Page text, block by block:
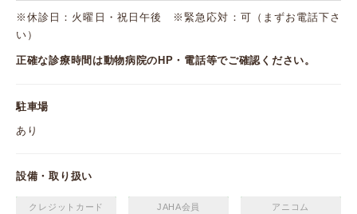
※休診日：火曜日・祝日午後 ※緊急応対：可（まずお電話下さ
い）
正確な診療時間は動物病院のHP・電話等でご確認ください。
駐車場
あり
設備・取り扱い
クレジットカード JAHA会員 アニコム